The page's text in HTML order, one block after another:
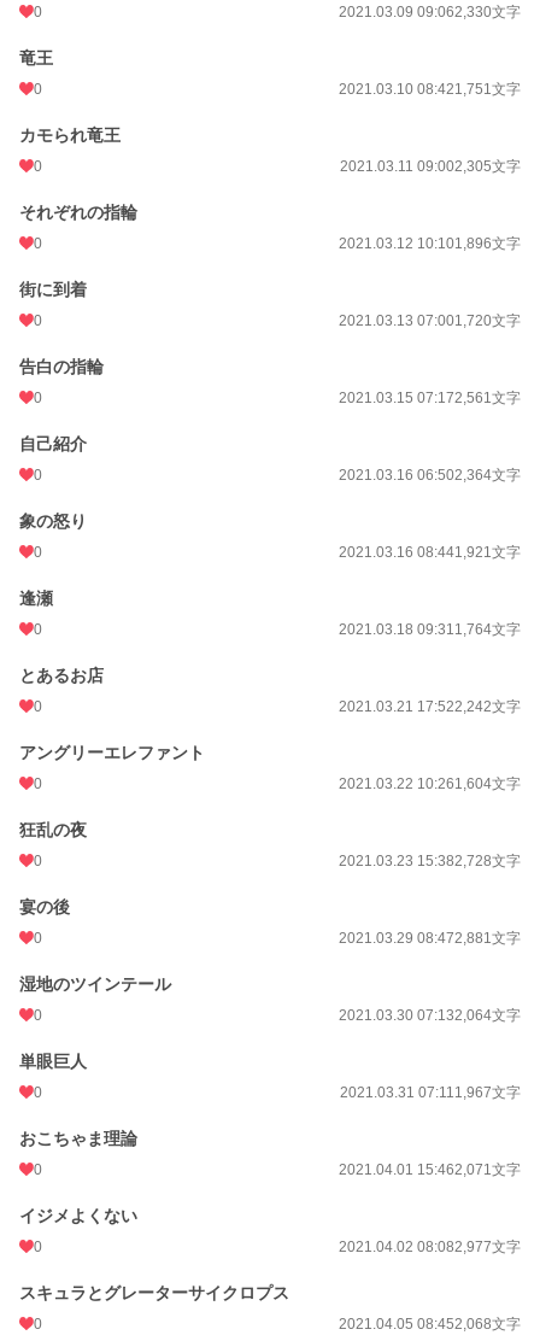
0 2021.03.09 09:062,330文字
竜王
0 2021.03.10 08:421,751文字
カモられ竜王
0 2021.03.11 09:002,305文字
それぞれの指輪
0 2021.03.12 10:101,896文字
街に到着
0 2021.03.13 07:001,720文字
告白の指輪
0 2021.03.15 07:172,561文字
自己紹介
0 2021.03.16 06:502,364文字
象の怒り
0 2021.03.16 08:441,921文字
逢瀬
0 2021.03.18 09:311,764文字
とあるお店
0 2021.03.21 17:522,242文字
アングリーエレファント
0 2021.03.22 10:261,604文字
狂乱の夜
0 2021.03.23 15:382,728文字
宴の後
0 2021.03.29 08:472,881文字
湿地のツインテール
0 2021.03.30 07:132,064文字
単眼巨人
0 2021.03.31 07:111,967文字
おこちゃま理論
0 2021.04.01 15:462,071文字
イジメよくない
0 2021.04.02 08:082,977文字
スキュラとグレーターサイクロプス
0 2021.04.05 08:452,068文字